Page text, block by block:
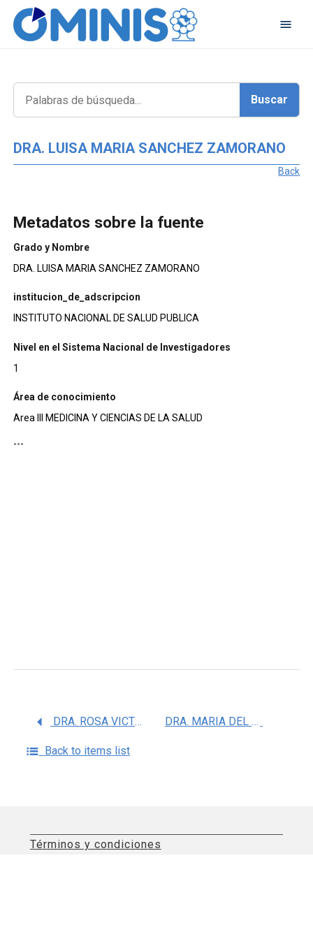
DRA. LUISA MARIA SANCHEZ ZAMORANO
Back
Metadatos sobre la fuente
Grado y Nombre
DRA. LUISA MARIA SANCHEZ ZAMORANO
institucion_de_adscripcion
INSTITUTO NACIONAL DE SALUD PUBLICA
Nivel en el Sistema Nacional de Investigadores
1
Área de conocimiento
Area III MEDICINA Y CIENCIAS DE LA SALUD
---
DRA. ROSA VICTORIA PANDO ROBLES DRA. MARIA DEL ROSARIO VALDEZ SANTIAGO
Back to items list
Términos y condiciones